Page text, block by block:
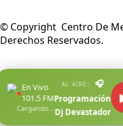
●En Vivo
101.5 FM
Cargando...
AL AIRE:
🎧
Programación
Dj Devastador
© Copyright Centro De
Derechos Reservados.